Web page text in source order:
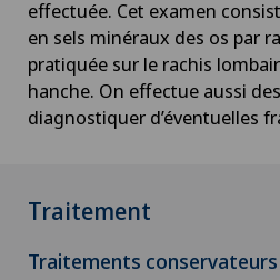
Chirurgie cervico-faciale
Chirurgie de la colonne
Chirurgie de la main
Chirurgie de la rétine
effectuée. Cet examen
en sels minéraux des os par
pratiquée sur le rachis
hanche. On effectue aussi
diagnostiquer d’éventuelles
Traitement
Traitements conservateurs